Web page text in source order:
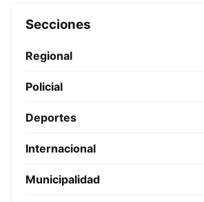
Secciones
Regional
Policial
Deportes
Internacional
Municipalidad